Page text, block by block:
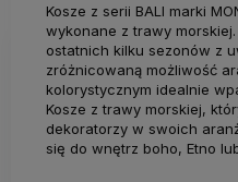
Kosze z serii BALI marki
wykonane z trawy
ostatnich kilku sezonów z
zróżnicowaną możliwość
kolorystycznym idealnie
Kosze z trawy morskiej,
dekoratorzy w swoich
się do wnętrz boho, Etno